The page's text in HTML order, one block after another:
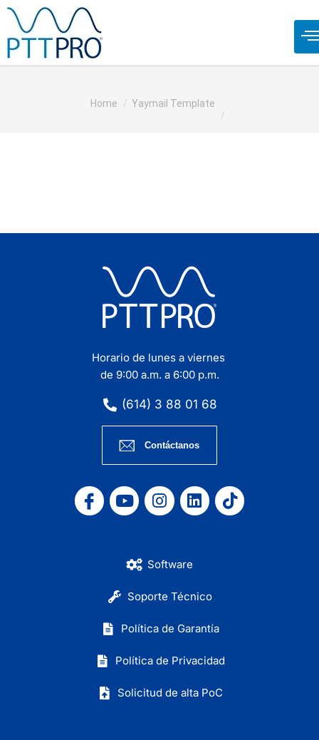
Home Yaymail Template
Horario de lunes a viernes
de 9:00 a.m. a 6:00 p.m.
(614) 3 88 01 68
Contáctanos
Software
Soporte Técnico
Política de Garantía
Política de Privacidad
Solicitud de alta PoC